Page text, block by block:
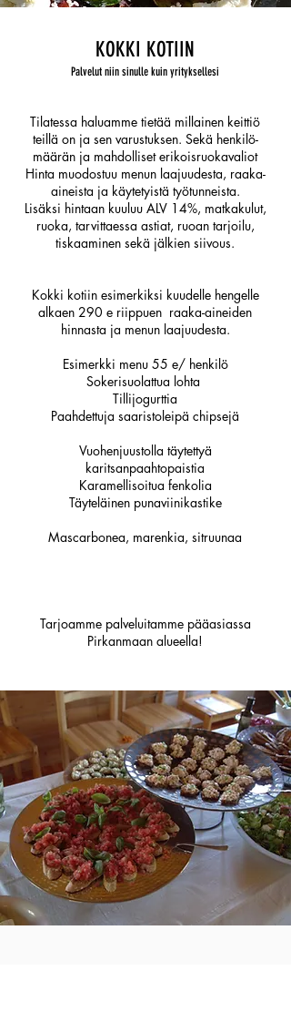
KOKKI KOTIIN
Palvelut niin sinulle kuin yrityksellesi
Tilatessa haluamme tietää millainen keittiö
teillä on ja sen varustuksen. Sekä henkilö-
määrän ja mahdolliset erikoisruokavaliot
Hinta muodostuu menun laajuudesta, raaka-
aineista ja käytetyistä työtunneista.
Lisäksi hintaan kuuluu ALV 14%, matkakulut,
ruoka, tarvittaessa astiat, ruoan tarjoilu,
tiskaaminen sekä jälkien siivous.
Kokki kotiin esimerkiksi kuudelle hengelle
alkaen 290 e riippuen raaka-aineiden
hinnasta ja menun laajuudesta.
Esimerkki menu 55 e/ henkilö
Sokerisuolattua lohta
Tillijogurttia
Paahdettuja saaristoleipä chipsejä
Vuohenjuustolla täytettyä
karitsanpaahtopaistia
Karamellisoitua fenkolia
Täyteläinen punaviinikastike
Mascarbonea, marenkia, sitruunaa
Tarjoamme palveluitamme pääasiassa
Pirkanmaan alueella!